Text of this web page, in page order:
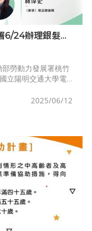
6/24辦理銀髮人
勞動力發展署桃竹
立陽明交通大學電
續實
2025/06/12